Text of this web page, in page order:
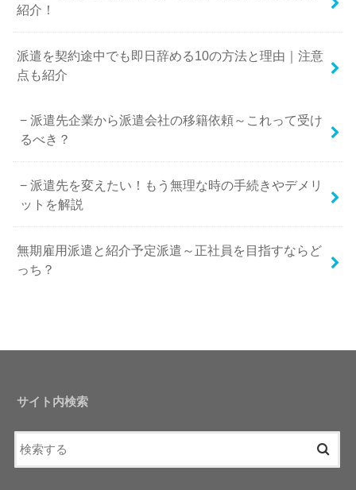
紹介！
派遣を契約途中でも即日辞める10の方法と理由｜注意
点も紹介
派遣先企業から派遣会社の移籍依頼～これって受け
るべき？
派遣先を変えたい！もう無理な時の手続きやデメリ
ットを解説
無期雇用派遣と紹介予定派遣～正社員を目指すならど
っち？
サイト内検索